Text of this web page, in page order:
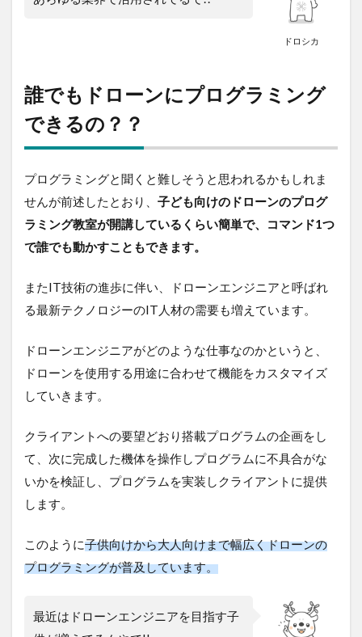
4.2
Air
Block
CoDronePro
4.4
Parrot
FLY
4.5
ラジ
オコ
ル
プロ
グラ
ミン
トラ
5
ラミン
こで学
る？？
ドロシカ
誰でもドローンにプログラミング
できるの？？
プログラミングと聞くと難しそうと思われるかもしれま
せんが前述したとおり、 子ども向けのドローンのプログ
ラミング教室が開講しているくらい簡単で、コマンド1つ
で誰でも動かすこともできます。
またIT技術の進歩に伴い、ドローンエンジニアと呼ばれ
る最新テクノロジーのIT人材の需要も増えています。
ドローンエンジニアがどのような仕事なのかというと、
ドローンを使用する用途に合わせて機能をカスタマイズ
していきます。
クライアントへの要望どおり搭載プログラムの企画をし
て、次に完成した機体を操作しプログラムに不具合がな
いかを検証し、プログラムを実装しクライアントに提供
します。
このように子供向けから大人向けまで幅広くドローンの
プログラミングが普及しています。
最近はドローンエンジニアを目指す子